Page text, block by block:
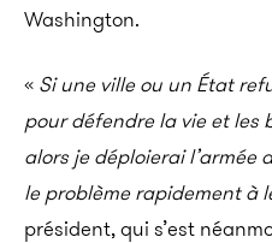
Washington.
« Si une ville ou un État
pour défendre la vie et les
alors je déploierai l’armée
le problème rapidement à
président, qui s’est